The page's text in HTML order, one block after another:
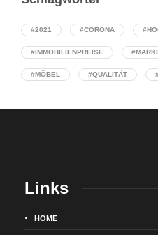
#2021 #CORONA
#IMMOBILIENPREISE
#MÖBEL #QUALITÄT
Links
HOME